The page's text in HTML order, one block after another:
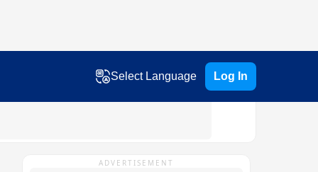
Select Language Log In
ADVERTISEMENT